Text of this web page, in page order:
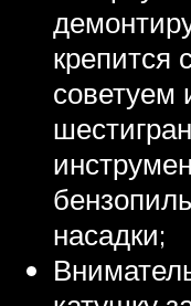
крепится
советуем
насадки;